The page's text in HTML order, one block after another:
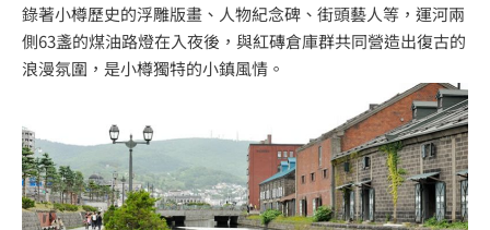
錄著小樽歷史的浮雕版畫、人物紀念碑、街頭藝人等，運河兩
側63盞的煤油路燈在入夜後，與紅磚倉庫群共同營造出復古的
浪漫氛圍，是小樽獨特的小鎮風情。